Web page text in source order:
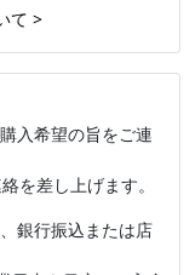
て >
入希望の旨をご連
差し上げます。
銀行振込または店